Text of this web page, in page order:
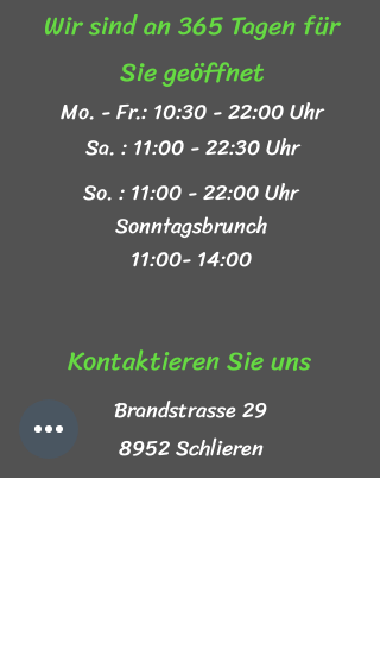
Wir sind an 365 Tagen für
Sie geöffnet​
Mo. - Fr.: 10:30 - 22:00 Uhr
Sa. : 11:00 - 22:30 Uhr
So. : 11:00 - 22:00 Uhr
Sonntagsbrunch
11:00- 14:00
Kontaktieren Sie uns​
Brandstrasse 29
8952 Schlieren
+41 44 999 44 44